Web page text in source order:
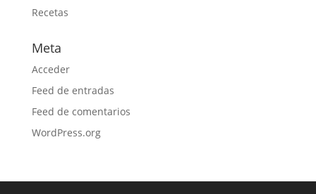
Recetas
Meta
Acceder
Feed de entradas
Feed de comentarios
WordPress.org